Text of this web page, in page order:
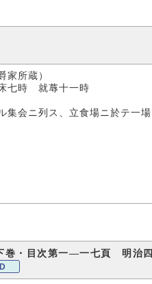
所蔵）
蓐十一時
会ニ列ス、立食場ニ於テ一
・目次第一―一七頁 明治